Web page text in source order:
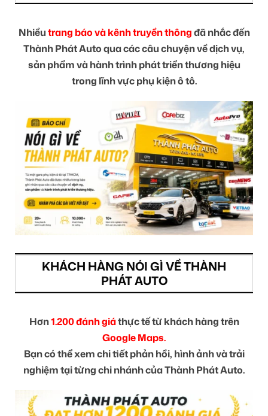
Nhiềutrang báo và kênh truyền thôngđã nhắc đến
Thành Phát Auto qua các câu chuyện về dịch vụ,
sản phẩm và hành trình phát triển thương hiệu
trong lĩnh vực phụ kiện ô tô.
KHÁCH HÀNG NÓI GÌ VỀ THÀNH
PHÁT AUTO
Hơn1.200 đánh giáthực tế từ khách hàng trên
Google Maps.
Bạn có thể xem chi tiết phản hồi, hình ảnh và trải
nghiệm tại từng chi nhánh của Thành Phát Auto.